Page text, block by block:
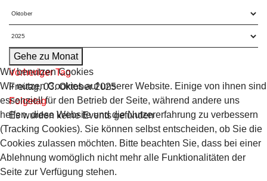
Gehe zu Monat
Vorheriger Tag
Freitag, 03. Oktober 2025
Folgetag
Es wurden keine Events gefunden
Wir benutzen Cookies
Wir nutzen Cookies auf unserer Website. Einige von ihnen sind
essenziell für den Betrieb der Seite, während andere uns
helfen, diese Website und die Nutzererfahrung zu verbessern
(Tracking Cookies). Sie können selbst entscheiden, ob Sie die
Cookies zulassen möchten. Bitte beachten Sie, dass bei einer
Ablehnung womöglich nicht mehr alle Funktionalitäten der
Seite zur Verfügung stehen.